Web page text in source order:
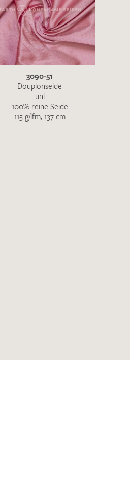
3090-51
Doupionseide
uni
100% reine Seide
115 g/lfm, 137 cm